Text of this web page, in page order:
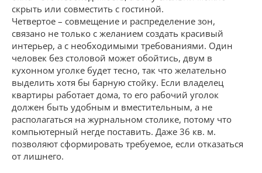
скрыть или совместить с гостиной.
Четвертое – совмещение и распределение зон,
связано не только с желанием создать красивый
интерьер, а с необходимыми требованиями. Один
человек без столовой может обойтись, двум в
кухонном уголке будет тесно, так что желательно
выделить хотя бы барную стойку. Если владелец
квартиры работает дома, то его рабочий уголок
должен быть удобным и вместительным, а не
располагаться на журнальном столике, потому что
компьютерный негде поставить. Даже 36 кв. м.
позволяют сформировать требуемое, если отказаться
от лишнего.